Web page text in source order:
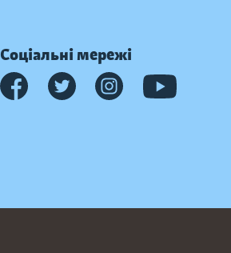
Соціальні мережі